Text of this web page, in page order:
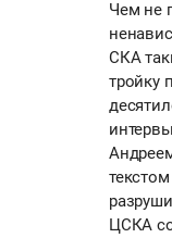
Чем не
СКА
тройку
ЦСКА